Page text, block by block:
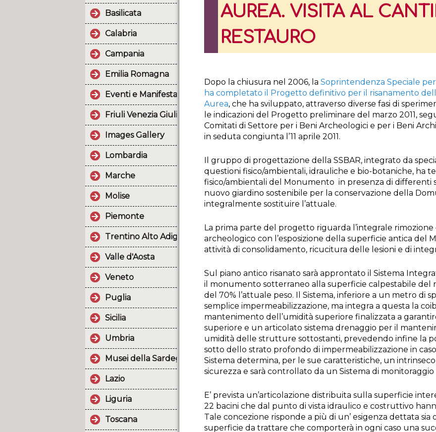
Basilicata
Calabria
Campania
Emilia Romagna
Eventi e Manifestazioni.
Friuli Venezia Giulia
Images Gallery
Lombardia
Marche
Molise
Piemonte
Trentino Alto Adige
Valle d'Aosta
Veneto
Puglia
Sicilia
Umbria
Musei della Sardegna
Lazio
Liguria
Toscana
AUREA. VISITA AL
RESTAURO
Dopo la chiusura nel 2006, la Soprintendenza Speciale
ha completato il Progetto definitivo per il risanamento
Aurea, che ha sviluppato, attraverso diverse fasi di
le indicazioni del Progetto preliminare del marzo 2011,
Comitati di Settore per i Beni Archeologici e per i Beni
in seduta congiunta l’11 aprile 2011.
Il gruppo di progettazione della SSBAR, integrato da
questioni fisico/ambientali, idrauliche e bio-botaniche, ha
fisico/ambientali del Monumento in presenza di
nuovo giardino sostenibile per la conservazione della
integralmente sostituire l’attuale.
La prima parte del progetto riguarda l’integrale
archeologico con l’esposizione della superficie antica del
attività di consolidamento, ricucitura delle lesioni e di
Sul piano antico risanato sarà approntato il Sistema
il monumento sotterraneo alla superficie calpestabile del
del 70% l’attuale peso. Il Sistema, inferiore a un metro di
semplice impermeabilizzazione, ma integra a questa la
mantenimento dell’umidità superiore finalizzata a
superiore e un articolato sistema drenaggio per il
umidità delle strutture sottostanti, prevedendo infine la
sotto dello strato profondo di impermeabilizzazione in
Sistema determina, per le sue caratteristiche, un
sicurezza e sarà controllato da un Sistema di monitoraggio
E’ prevista un’articolazione distribuita sulla superficie
22 bacini che dal punto di vista idraulico e costruttivo
Tale concezione risponde a più di un’ esigenza dettata
superficie da trattare che comporterà in ogni caso una